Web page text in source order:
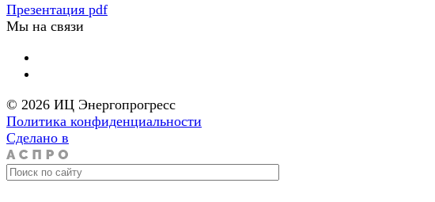
Презентация pdf
Мы на связи
© 2026 ИЦ Энергопрогресс
Политика конфиденциальности
Сделано в